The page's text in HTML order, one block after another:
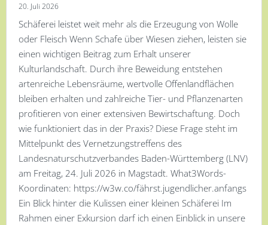
20. Juli 2026
Schäferei leistet weit mehr als die Erzeugung von Wolle
oder Fleisch Wenn Schafe über Wiesen ziehen, leisten sie
einen wichtigen Beitrag zum Erhalt unserer
Kulturlandschaft. Durch ihre Beweidung entstehen
artenreiche Lebensräume, wertvolle Offenlandflächen
bleiben erhalten und zahlreiche Tier- und Pflanzenarten
profitieren von einer extensiven Bewirtschaftung. Doch
wie funktioniert das in der Praxis? Diese Frage steht im
Mittelpunkt des Vernetzungstreffens des
Landesnaturschutzverbandes Baden-Württemberg (LNV)
am Freitag, 24. Juli 2026 in Magstadt. What3Words-
Koordinaten: https://w3w.co/fährst.jugendlicher.anfangs
Ein Blick hinter die Kulissen einer kleinen Schäferei Im
Rahmen einer Exkursion darf ich einen Einblick in unsere